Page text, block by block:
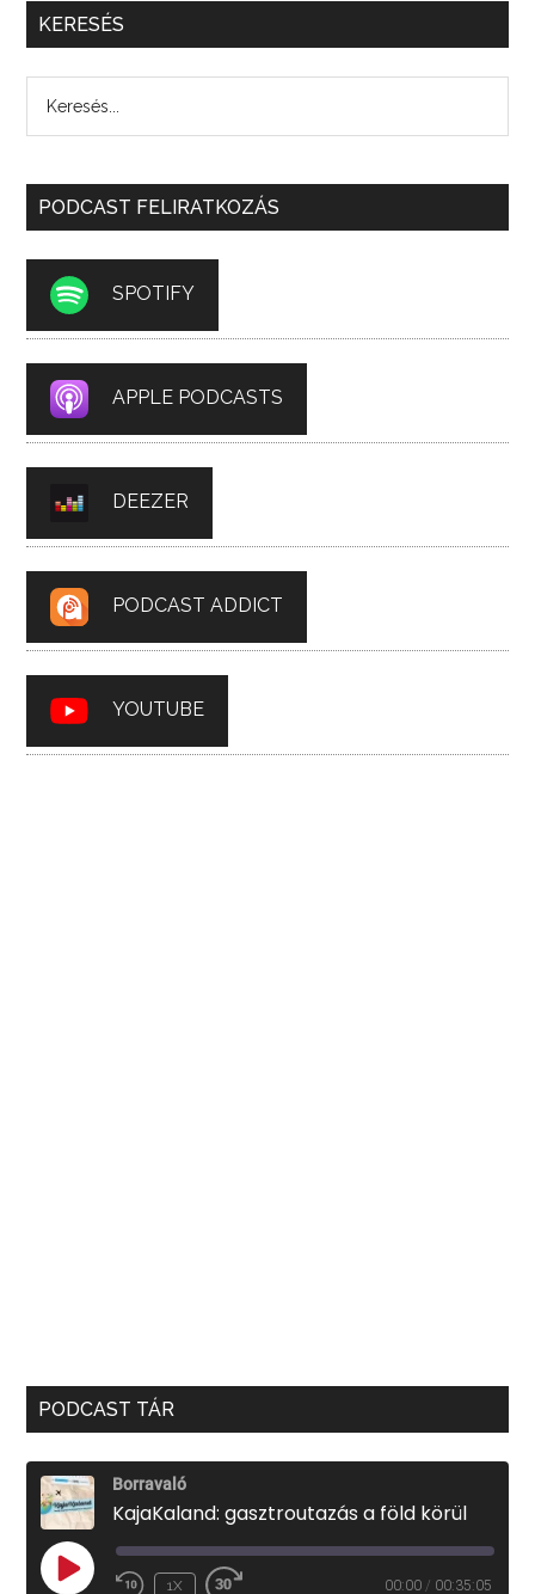
KERESÉS
PODCAST FELIRATKOZÁS
SPOTIFY
APPLE PODCASTS
DEEZER
PODCAST ADDICT
YOUTUBE
PODCAST TÁR
Borravaló
KajaKaland: gasztroutazás a föld körül
PLAY
1X 00:00 / 00:35:05